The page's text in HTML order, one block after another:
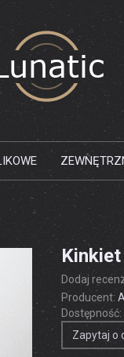
Dodaj
Producent:
Dostępność:
Zapytaj o